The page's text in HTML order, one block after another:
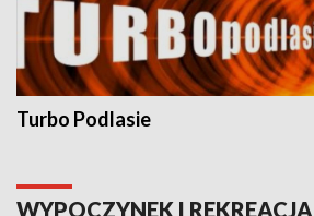
Turbo Podlasie
WYPOCZYNEK I REKREACJA